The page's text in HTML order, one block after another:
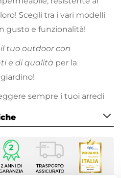
Scegli tra i vari modelli
gusto e funzionalità!
tuo outdoor con
e di qualità per la
sempre i tuoi arredi
i tuoi arredi sotto una
gli appositi dispositivi
come le cover